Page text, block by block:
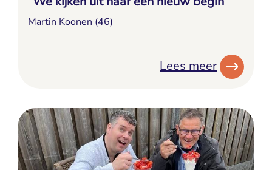
Martin Koonen (46)
Lees meer